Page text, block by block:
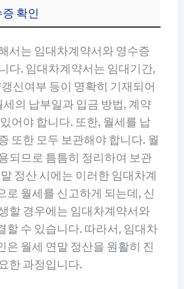
확인
서는 임대차계약서와 영수증
다. 임대차계약서는 임대기간,
신여부 등이 명확히 기재되어
의 납부일과 입금 방법, 계약
어야 합니다. 또한, 월세를 납
또한 모두 보관해야 합니다. 월
되므로 틈틈히 정리하여 보관
정산 시에는 이러한 임대차계
로 월세를 신고하게 되는데, 신
할 경우에는 임대차계약서와
할 수 있습니다. 따라서, 임대차
은 월세 연말 정산을 원활히 진
한 과정입니다.